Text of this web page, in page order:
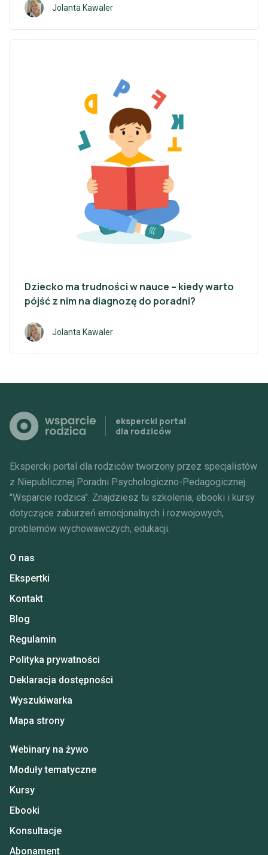
Jolanta Kawaler
Dziecko ma trudności w nauce – kiedy warto
pójść z nim na diagnozę do poradni?
Jolanta Kawaler
ekspercki portal
dla rodziców
Ekspercki portal dla rodziców tworzony przez specjalistów
z Niepublicznej Poradni Psychologiczno-Pedagogicznej
"Wsparcie rodzica". Znajdziesz tu szkolenia, ebooki i kursy
dotyczące zaburzeń emocjonalnych i rozwojowych,
problemów wychowawczych, edukacji.
O nas
Ekspertki
Kontakt
Blog
Regulamin
Polityka prywatności
Deklaracja dostępności
Wyszukiwarka
Mapa strony
Webinary na żywo
Moduły tematyczne
Kursy
Ebooki
Konsultacje
Abonament